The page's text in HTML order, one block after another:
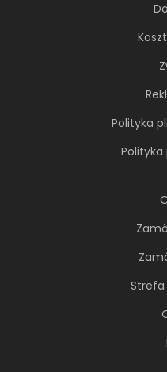
Polityka